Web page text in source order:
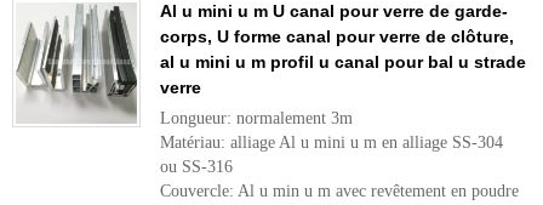
Al u mini u m U canal pour verre de garde-
corps, U forme canal pour verre de clôture,
al u mini u m profil u canal pour bal u strade
verre
Longueur: normalement 3m
Matériau: alliage Al u mini u m en alliage SS-304
ou SS-316
Couvercle: Al u min u m avec revêtement en poudre